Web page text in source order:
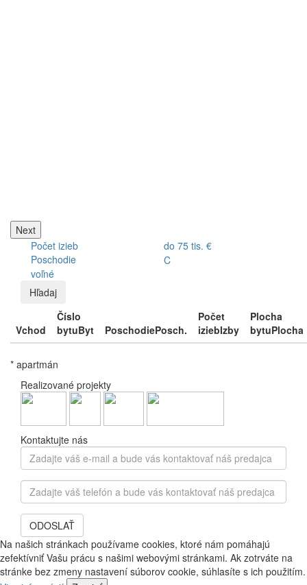
Next
Počet izieb
do 75 tis. €
Poschodie
C
voľné
Hľadaj
Vchod
Číslo
bytuByt PoschodiePosch.
Počet
iziebIzby
Plocha
bytuPlocha
* apartmán
Realizované projekty
Kontaktujte nás
Zadajte
váš
e-
mail
a
bude
vás
kontaktovať
náš
predajca
Zadajte
váš
telefón
bude
vás
kontaktovať
náš
ODOSLAŤ
Na našich stránkach používame cookies, ktoré nám pomáhajú
zefektívniť Vašu prácu s našimi webovými stránkami. Ak zotrváte na
stránke bez zmeny nastavení súborov cookie, súhlasíte s ich použitím.